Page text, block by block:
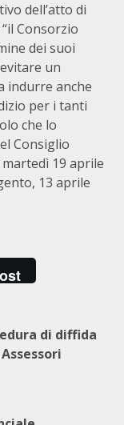
dell’atto di
Consorzio
dei suoi
un
indurre anche
per i tanti
che lo
Consiglio
19 aprile
13 aprile
di diffida